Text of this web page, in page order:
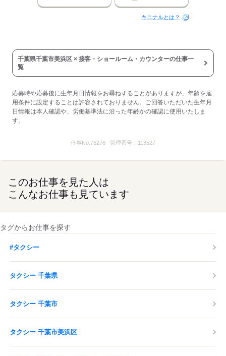
キニナルとは？
千葉県千葉市美浜区 × 接客・ショールーム・カウンターの仕事一
覧
応募時や応募後に生年月日情報をお尋ねすることがありますが、年齢を雇
用条件に設定することは許容されておりません。ご回答いただいた生年月
日情報は本人確認や、労働基準法に沿った年齢かの確認に使用いたしま
す。
仕事No. 76276 管理番号： 113527
このお仕事を見た人は
こんなお仕事も見ています
タグからお仕事を探す
#タクシー
タクシー 千葉県
タクシー 千葉市
タクシー 千葉市美浜区